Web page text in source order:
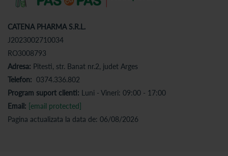
CATENA PHARMA S.R.L.
J2023002710034
RO3008793
Adresa: Pitesti, str. Banat nr.2, judet Arges
Telefon: 0374.336.802
Program suport clienti: Luni - Vineri: 09:00 - 17:00
Email: [email protected]
Pagina actualizata la data de: 06/08/2026